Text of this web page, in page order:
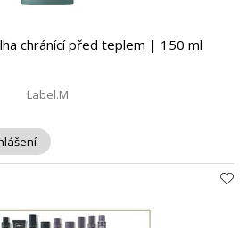
chránící před teplem | 150 ml
Label.M